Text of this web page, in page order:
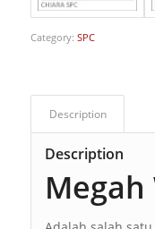
Category: SPC
Description
Description